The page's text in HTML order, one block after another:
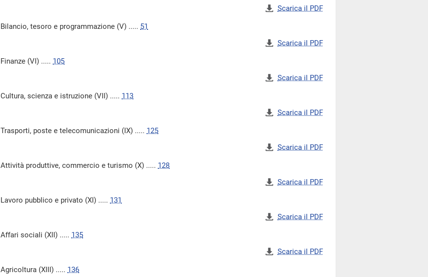
Scarica il PDF
Bilancio, tesoro e programmazione (V) ..... 51
Scarica il PDF
Finanze (VI) ..... 105
Scarica il PDF
Cultura, scienza e istruzione (VII) ..... 113
Scarica il PDF
Trasporti, poste e telecomunicazioni (IX) ..... 125
Scarica il PDF
Attività produttive, commercio e turismo (X) ..... 128
Scarica il PDF
Lavoro pubblico e privato (XI) ..... 131
Scarica il PDF
Affari sociali (XII) ..... 135
Scarica il PDF
Agricoltura (XIII) ..... 136